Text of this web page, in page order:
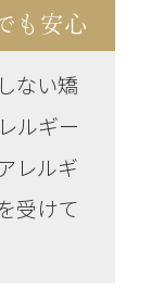
も安心
ない矯
ルギー
レルギ
受けて